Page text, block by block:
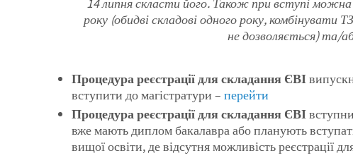
14 липня скласти його. Також при вступі
року (обидві складові одного року, комбінувати
не дозволяється) та/
Процедура реєстрації для складання ЄВІ
вступити до магістратури – перейти
Процедура реєстрації для складання ЄВІ
вже мають диплом бакалавра або планують
вищої освіти, де відсутня можливість реєстрації